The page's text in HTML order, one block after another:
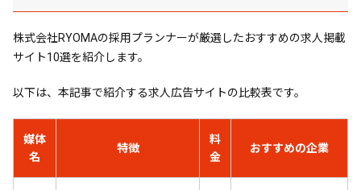
株式会社RYOMAの採用プランナーが厳選したおすすめの求人掲載
サイト10選を紹介します。
以下は、本記事で紹介する求人広告サイトの比較表です。
媒体
名
特徴
料
金
おすすめの企業